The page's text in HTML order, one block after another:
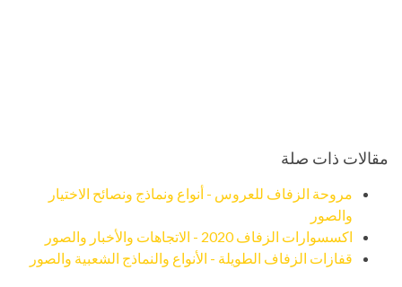
مقالات ذات صلة
مروحة الزفاف للعروس - أنواع ونماذج ونصائح الاختيار
والصور
اكسسوارات الزفاف 2020 - الاتجاهات والأخبار والصور
قفازات الزفاف الطويلة - الأنواع والنماذج الشعبية والصور